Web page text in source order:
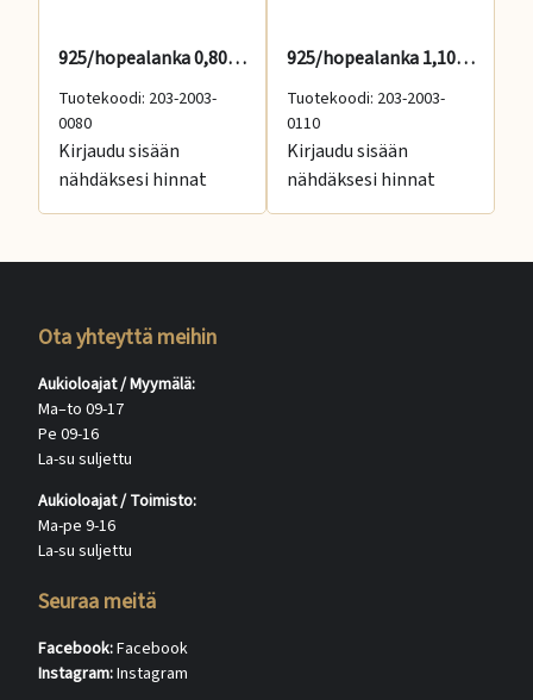
925/hopealanka 0,80mm, medium
Tuotekoodi: 203-2003-
0080
Kirjaudu sisään
nähdäksesi hinnat
925/hopealanka 1,10mm, medium
Tuotekoodi: 203-2003-
0110
Kirjaudu sisään
nähdäksesi hinnat
Ota yhteyttä meihin
Aukioloajat / Myymälä:
Ma–to 09-17
Pe 09-16
La-su suljettu
Aukioloajat / Toimisto:
Ma-pe 9-16
La-su suljettu
Seuraa meitä
Facebook:Facebook
Instagram:Instagram